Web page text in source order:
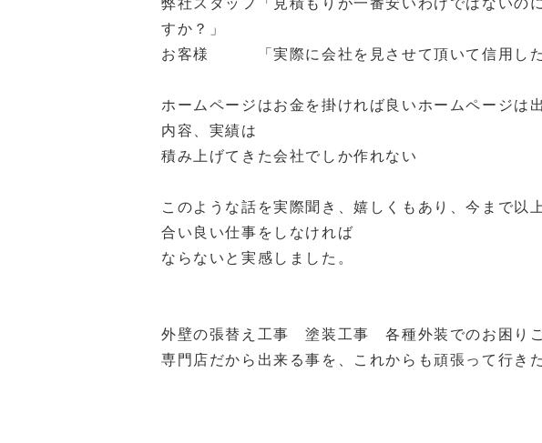
すか？」
お客様 「実際に会社を見させて頂いて信用した
ホームページはお金を掛ければ良いホームページは
内容、実績は
積み上げてきた会社でしか作れない
このような話を実際聞き、嬉しくもあり、今まで以
合い良い仕事をしなければ
ならないと実感しました。
外壁の張替え工事 塗装工事 各種外装でのお困り
専門店だから出来る事を、これからも頑張って行き